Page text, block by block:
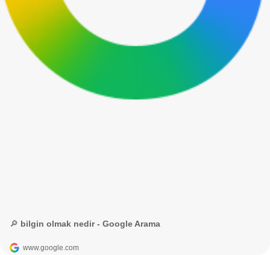
🔎 bilgin olmak nedir - Google Arama
www.google.com